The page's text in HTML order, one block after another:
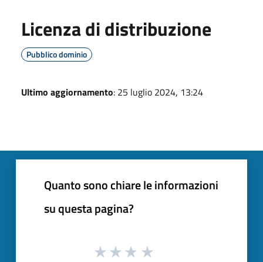
Licenza di distribuzione
Pubblico dominio
Ultimo aggiornamento: 25 luglio 2024, 13:24
Quanto sono chiare le informazioni
su questa pagina?